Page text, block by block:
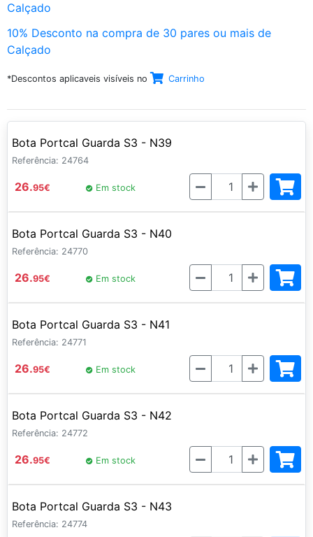
Calçado
10% Desconto na compra de 30 pares ou mais de
Calçado
*Descontos aplicaveis visíveis no Carrinho
Bota Portcal Guarda S3 - N39
Referência: 24764
26.95€ Em stock Quantidade
Bota Portcal Guarda S3 - N40
Referência: 24770
26.95€ Em stock Quantidade
Bota Portcal Guarda S3 - N41
Referência: 24771
26.95€ Em stock Quantidade
Bota Portcal Guarda S3 - N42
Referência: 24772
26.95€ Em stock Quantidade
Bota Portcal Guarda S3 - N43
Referência: 24774